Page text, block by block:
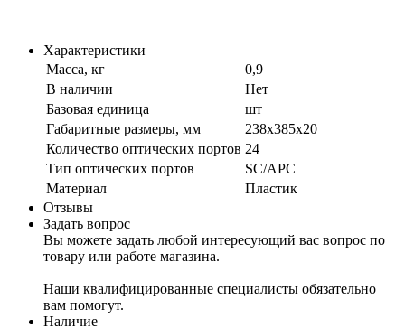
Характеристики
Масса, кг
0,9
В наличии
Нет
Базовая единица
шт
Габаритные размеры, мм
238х385х20
Количество оптических портов 24
Тип оптических портов
SC/APC
Материал
Пластик
Отзывы
Задать вопрос
Вы можете задать любой интересующий вас вопрос по
товару или работе магазина.
Наши квалифицированные специалисты обязательно
вам помогут.
Наличие